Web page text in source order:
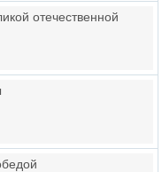
отечественной